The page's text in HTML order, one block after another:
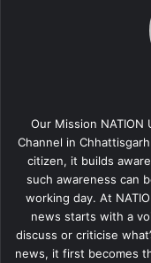
Our Mission NATION
Channel in
citizen, it builds
such awareness can
working day. At
news starts with a
discuss or criticise
news, it first becomes